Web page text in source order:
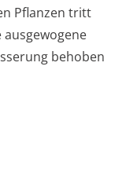
Pflanzen tritt
behoben